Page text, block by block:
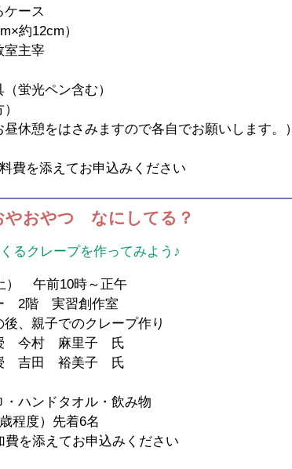
ース
12cm）
主宰
蛍光ペン含む）
はさみますので各自でお願いします。）
を添えてお申込みください
おやつ なにしてる？
るクレープを作ってみよう♪
午前10時～正午
2階 実習創作室
親子でのクレープ作り
今村 麻里子 氏
美子 氏
ハンドタオル・飲み物
程度）先着6名
を添えてお申込みください